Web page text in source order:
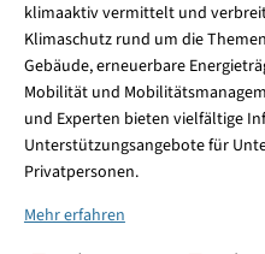
klimaaktiv vermittelt und
Klimaschutz rund um die
Gebäude, erneuerbare
Mobilität und
und Experten bieten vielfältige
Unterstützungsangebote für
Privatpersonen.
Mehr erfahren